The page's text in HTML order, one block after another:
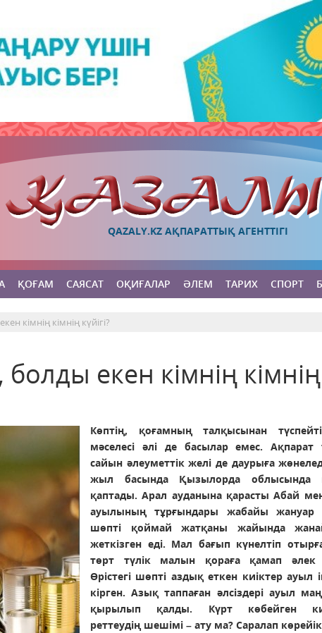
QAZALY.KZ АҚПАРАТТЫҚ АГЕНТТІГІ
ҚОҒАМ САЯСАТ ОҚИҒАЛАР ӘЛЕМ ТАРИХ СПОРТ
кімнің кімнің күйігі?
екен кімнің кімнің
Көптің, қоғамның талқысынан
мәселесі әлі де басылар емес. Ақпарат
сайын әлеуметтік желі де даурыға
жыл басында Қызылорда облысында
қаптады. Арал ауданына қарасты Абай
ауылының тұрғындары жабайы жануар
шөпті қоймай жатқаны жайында
жеткізген еді. Мал бағып күнелтіп
төрт түлік малын қораға қамап әлек
Өрістегі шөпті аздық еткен киіктер ауыл
кірген. Азық таппаған әлсіздері ауыл
қырылып қалды. Күрт көбейген
реттеудің шешімі – ату ма? Саралап